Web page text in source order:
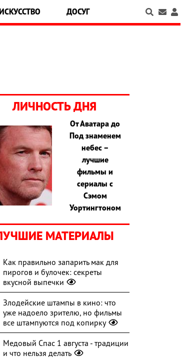
ДОСУГ
ЛИЧНОСТЬ ДНЯ
От Аватара до
Под знаменем
небес –
лучшие
фильмы и
сериалы с
Сэмом
Уортингтоном
МАТЕРИАЛЫ
Как правильно запарить мак для
пирогов и булочек: секреты
вкусной выпечки
Злодейские штампы в кино: что
уже надоело зрителю, но фильмы
все штампуются под копирку
Медовый Спас 1 августа - традиции
и что нельзя делать